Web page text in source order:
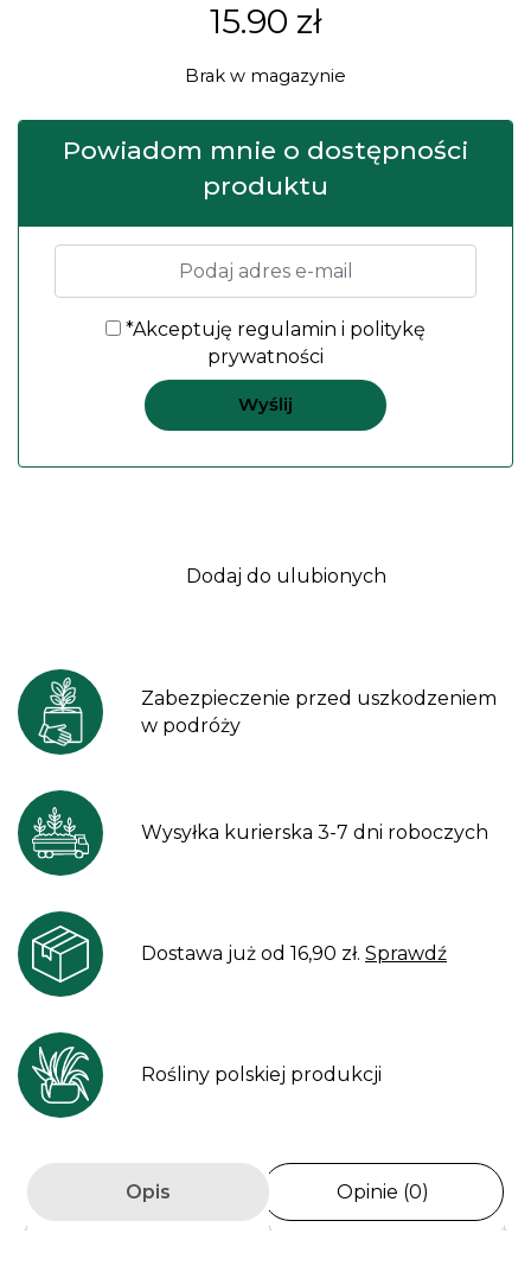
15.90 zł
Brak w magazynie
Powiadom mnie o dostępności
produktu
*Akceptuję regulamin i politykę
prywatności
Dodaj do ulubionych
Zabezpieczenie przed uszkodzeniem
w podróży
Wysyłka kurierska 3-7 dni roboczych
Dostawa już od 16,90 zł. Sprawdź
Rośliny polskiej produkcji
Opis Opinie (0)